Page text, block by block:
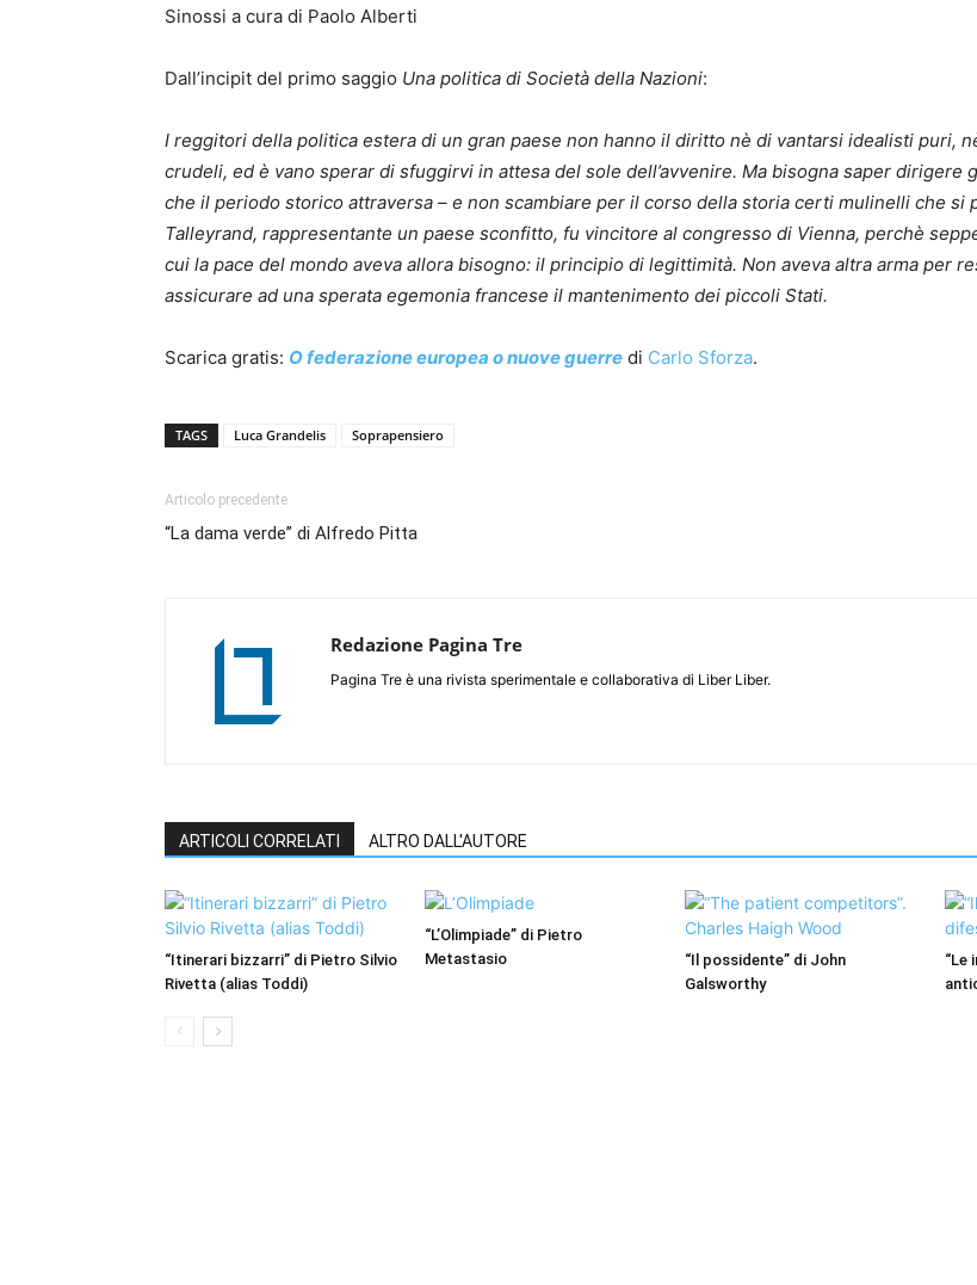
Sinossi a cura di Paolo Alberti
Dall’incipit del primo saggio Una politica di Società della Nazioni:
I reggitori della politica estera di un gran paese non hanno il diritto nè di vantarsi idealisti puri,
crudeli, ed è vano sperar di sfuggirvi in attesa del sole dell’avvenire. Ma bisogna saper
che il periodo storico attraversa – e non scambiare per il corso della storia certi mulinelli che
Talleyrand, rappresentante un paese sconfitto, fu vincitore al congresso di Vienna, perchè
cui la pace del mondo aveva allora bisogno: il principio di legittimità. Non aveva altra arma per
assicurare ad una sperata egemonia francese il mantenimento dei piccoli Stati.
Scarica gratis: O federazione europea o nuove guerre di Carlo Sforza.
TAGS Luca Grandelis Soprapensiero
Articolo precedente
“La dama verde” di Alfredo Pitta
Redazione Pagina Tre
Pagina Tre è una rivista sperimentale e collaborativa di Liber Liber.
ARTICOLI CORRELATI ALTRO DALL'AUTORE
“Itinerari bizzarri” di Pietro Silvio
Rivetta (alias Toddi)
“L’Olimpiade” di Pietro
Metastasio
“Il possidente” di John
Galsworthy
“Le